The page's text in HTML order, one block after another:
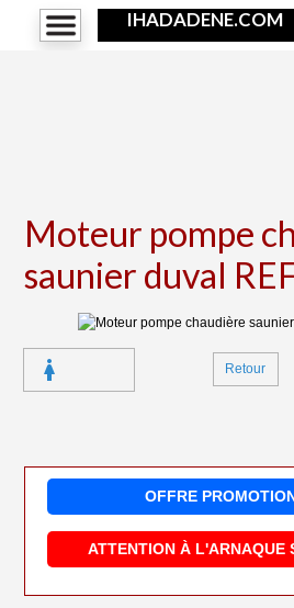
IHADADENE.COM
Moteur pompe
saunier duval
Retour
OFFRE
ATTENTION À L'ARNAQUE